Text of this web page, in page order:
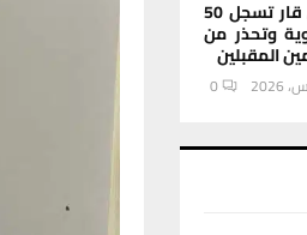
أنواء ذي قار تسجل 50
وتحذر من
المقبلين
0